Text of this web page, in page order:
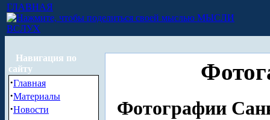
ГЛАВНАЯ
МЫСЛИ
ВСЛУХ
Навигация по
сайту
·Главная
·Материалы
·Новости Фотографии